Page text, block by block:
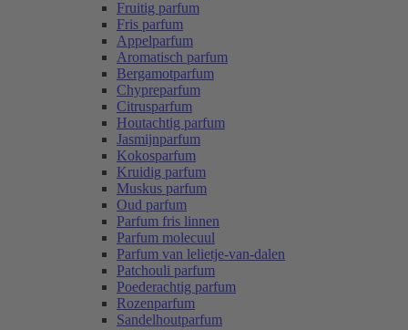
Fruitig parfum
Fris parfum
Appelparfum
Aromatisch parfum
Bergamotparfum
Chypreparfum
Citrusparfum
Houtachtig parfum
Jasmijnparfum
Kokosparfum
Kruidig parfum
Muskus parfum
Oud parfum
Parfum fris linnen
Parfum molecuul
Parfum van lelietje-van-dalen
Patchouli parfum
Poederachtig parfum
Rozenparfum
Sandelhoutparfum